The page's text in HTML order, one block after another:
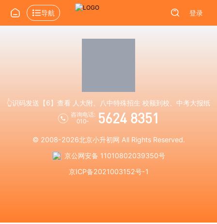
导航 登录
👆识码发送【6】查看 人大附、八中特殊招生 校额到校、中考大报纸
咨询电话:
010-
5624 8351
© 2008-2026北京小升初网 All Rights Reserved.
京公网安备 11010802039350号
京ICP备2021003152号-1